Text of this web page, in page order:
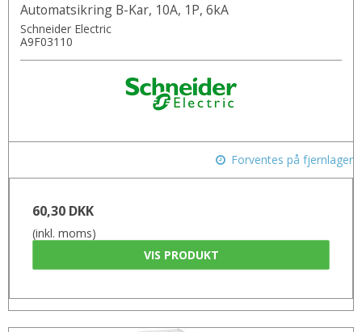
Automatsikring B-Kar, 10A, 1P, 6kA
Schneider Electric
A9F03110
Forventes på fjernlager
60,30 DKK
(inkl. moms)
VIS PRODUKT